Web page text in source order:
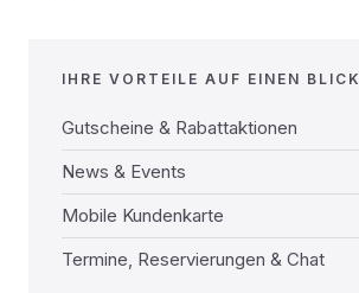
IHRE VORTEILE AUF EINEN BLICK
Gutscheine & Rabattaktionen
News & Events
Mobile Kundenkarte
Termine, Reservierungen & Chat